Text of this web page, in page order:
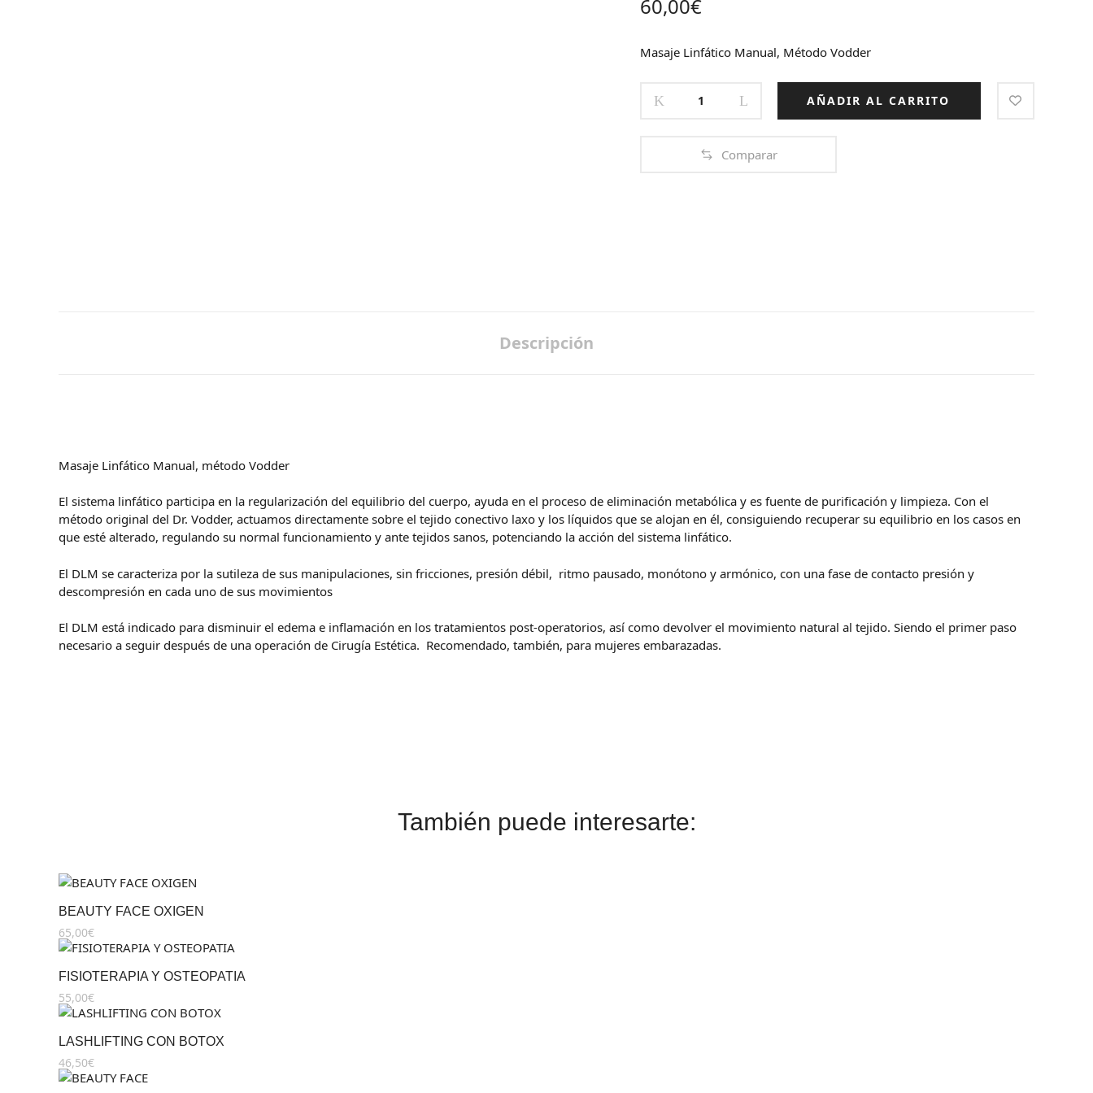
60,00€
Masaje Linfático Manual, Método Vodder
BODY.
Linfático
Manual
AÑADIR AL CARRITO
Comparar
Descripción
Masaje Linfático Manual, método Vodder
El sistema linfático participa en la regularización del equilibrio del cuerpo, ayuda en el proceso de eliminación metabólica y es fuente de purificación y limpieza. Con el
método original del Dr. Vodder, actuamos directamente sobre el tejido conectivo laxo y los líquidos que se alojan en él, consiguiendo recuperar su equilibrio en los casos en
que esté alterado, regulando su normal funcionamiento y ante tejidos sanos, potenciando la acción del sistema linfático.
El DLM se caracteriza por la sutileza de sus manipulaciones, sin fricciones, presión débil, ritmo pausado, monótono y armónico, con una fase de contacto presión y
descompresión en cada uno de sus movimientos
El DLM está indicado para disminuir el edema e inflamación en los tratamientos post-operatorios, así como devolver el movimiento natural al tejido. Siendo el primer paso
necesario a seguir después de una operación de Cirugía Estética. Recomendado, también, para mujeres embarazadas.
También puede interesarte:
BEAUTY FACE OXIGEN
65,00€
FISIOTERAPIA Y OSTEOPATIA
55,00€
LASHLIFTING CON BOTOX
46,50€